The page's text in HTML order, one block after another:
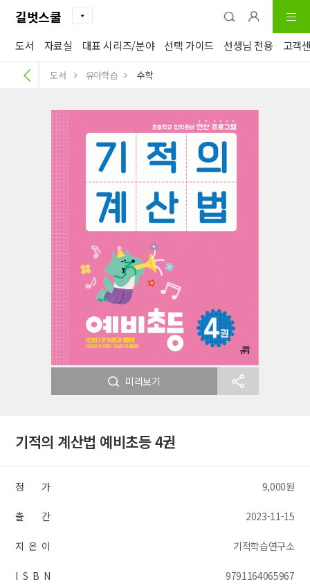
길벗스쿨
도서 자료실 대표 시리즈/분야 선택 가이드 선생님 전용 고객
도서 유아학습 수학
미리보기
기적의 계산법 예비초등 4권
정 가 9,000원
출 간 2023-11-15
지 은 이 기적학습연구소
I S B N 9791164065967